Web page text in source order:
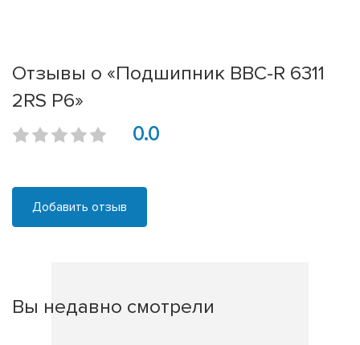
Отзывы о «Подшипник BBC-R 6311
2RS P6»
0.0
Добавить отзыв
Вы недавно смотрели